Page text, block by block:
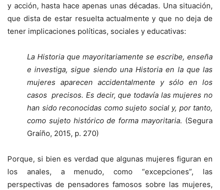
y acción, hasta hace apenas unas décadas. Una situación,
que dista de estar resuelta actualmente y que no deja de
tener implicaciones políticas, sociales y educativas:
La Historia que mayoritariamente se escribe, enseña
e investiga, sigue siendo una Historia en la que las
mujeres aparecen accidentalmente y sólo en los
casos precisos. Es decir, que todavía las mujeres no
han sido reconocidas como sujeto social y, por tanto,
como sujeto histórico de forma mayoritaria. (Segura
Graíño, 2015, p. 270)
Porque, si bien es verdad que algunas mujeres figuran en
los anales, a menudo, como “excepciones”, las
perspectivas de pensadores famosos sobre las mujeres,